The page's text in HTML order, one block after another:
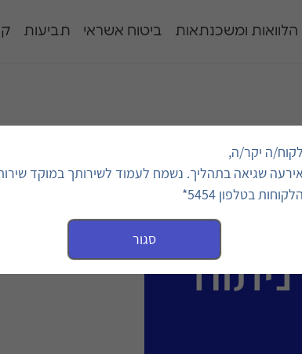
הלוואות ומשכנתאות ביטוח אשראי תביעות
בחו"ל
לקוח/ה יקר/ה,
שגיאה בתהליך. נשמח לעמוד לשירותך במוקד
הלקוחות בטלפון 5454*
סגור